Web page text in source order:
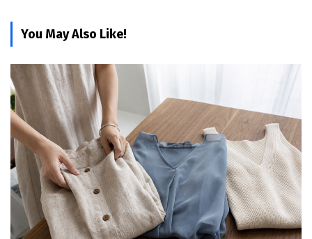
You May Also Like!